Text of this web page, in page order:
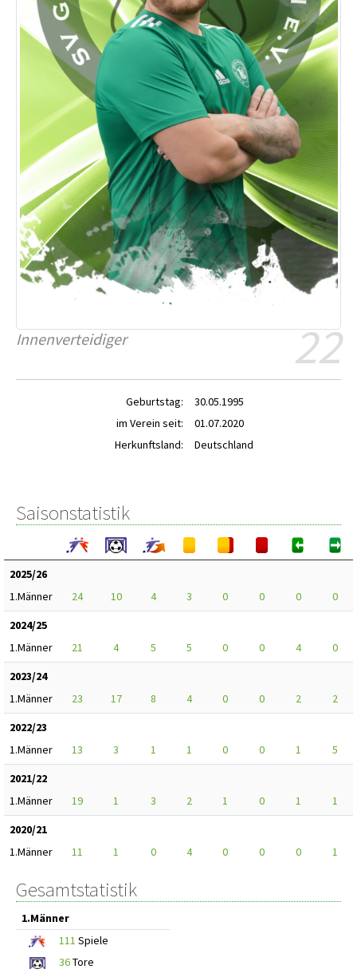
22
Innenverteidiger
Geburtstag:
30.05.1995
im Verein seit:
01.07.2020
Herkunftsland:
Deutschland
Saisonstatistik
2025/26
1.Männer
24 10 4 3 0 0 0
0
2024/25
1.Männer
21 4 5 5 0 0 4
0
2023/24
1.Männer
23 17 8 4 0 0 2
2
2022/23
1.Männer
13 3 1 1 0 0 1
5
2021/22
1.Männer
19 1 3 2 1 0 1
1
2020/21
1.Männer
11 1 0 4 0 0 0 1
Gesamtstatistik
1.Männer
111 Spiele
36Tore